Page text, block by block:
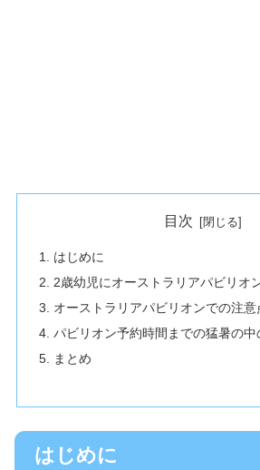
目次
はじめに
2歳幼児にオーストラリアパビリオ
オーストラリアパビリオンでの注意
パビリオン予約時間までの猛暑の中
まとめ
はじめに